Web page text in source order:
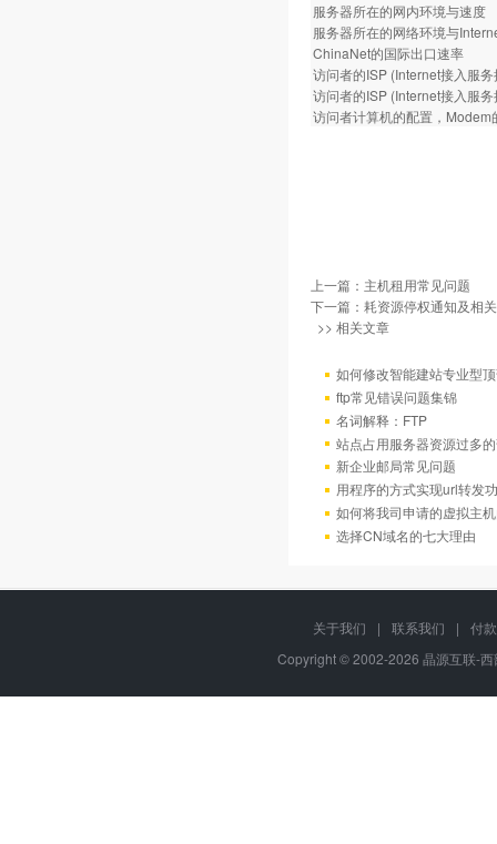
服务器所在的网内环境与速度
服务器所在的网络环境与
ChinaNet的国际出口速率
访问者的ISP (Internet接入服
访问者的ISP (Internet接入服
访问者计算机的配置，
上一篇： 主机租用常见问题
下一篇： 耗资源停权通知及相
>> 相关文章
如何修改智能建站专业型
ftp常见错误问题集锦
名词解释：FTP
站点占用服务器资源过多
新企业邮局常见问题
用程序的方式实现url转发
如何将我司申请的虚拟主
选择CN域名的七大理由
关于我们 | 联系我们 |
付
Copyright © 2002-2026 晶源互联-